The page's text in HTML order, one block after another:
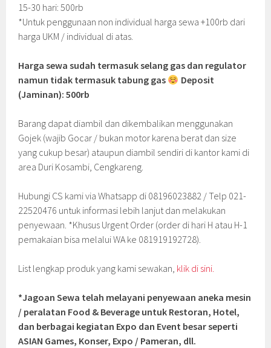
15-30 hari: 500rb
*Untuk penggunaan non individual harga sewa +100rb dari
harga UKM / individual di atas.
Harga sewa sudah termasuk selang gas dan regulator
namun tidak termasuk tabung gas
Deposit
(Jaminan): 500rb
Barang dapat diambil dan dikembalikan menggunakan
Gojek (wajib Gocar / bukan motor karena berat dan size
yang cukup besar) ataupun diambil sendiri di kantor kami di
area Duri Kosambi, Cengkareng.
Hubungi CS kami via Whatsapp di 08196023882 / Telp 021-
22520476 untuk informasi lebih lanjut dan melakukan
penyewaan. *Khusus Urgent Order (order di hari H atau H-1
pemakaian bisa melalui WA ke 081919192728).
List lengkap produk yang kami sewakan, klik di sini.
*Jagoan Sewa telah melayani penyewaan aneka mesin
/ peralatan Food & Beverage untuk Restoran, Hotel,
dan berbagai kegiatan Expo dan Event besar seperti
ASIAN Games, Konser, Expo / Pameran, dll.